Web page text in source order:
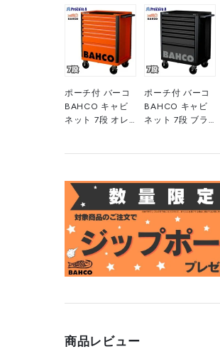
ポーチ付 バーコ
BAHCO キャビ
ネット 7段 オレ
さ955×幅693×
奥行510mm 1台
■▼139-0861
ポーチ付 バーコ
BAHCO キャビ
ネット 7段 ブラ
1472K7BLACK 黒
高さ955×幅
693×奥行
510mm 1台
■▼139-0867
商品レビュー